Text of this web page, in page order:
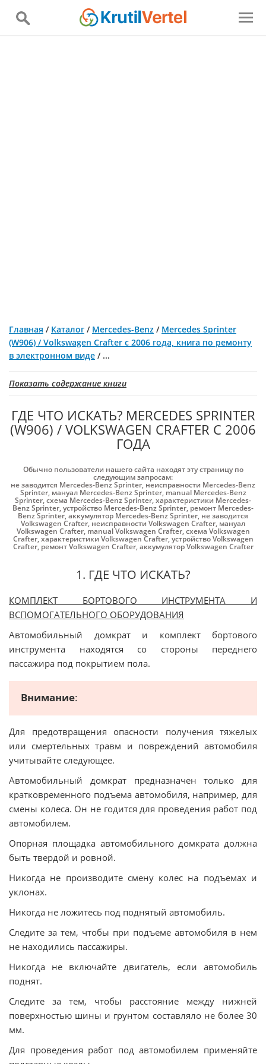
Главная / Каталог / Mercedes-Benz / Mercedes Sprinter
(W906) / Volkswagen Crafter с 2006 года, книга по ремонту
в электронном виде / ...
Показать содержание книги
ГДЕ ЧТО ИСКАТЬ? MERCEDES SPRINTER
(W906) / VOLKSWAGEN CRAFTER С 2006
ГОДА
Обычно пользователи нашего сайта находят эту страницу по
следующим запросам:
не заводится Mercedes-Benz Sprinter, неисправности Mercedes-Benz
Sprinter, мануал Mercedes-Benz Sprinter, manual Mercedes-Benz
Sprinter,схема Mercedes-Benz Sprinter,характеристики Mercedes-
Benz Sprinter,устройство Mercedes-Benz Sprinter, ремонт Mercedes-
Benz Sprinter,аккумулятор Mercedes-Benz Sprinter, не заводится
Volkswagen Crafter,неисправности Volkswagen Crafter, мануал
Volkswagen Crafter, manual Volkswagen Crafter,схема Volkswagen
Crafter,характеристики Volkswagen Crafter,устройство Volkswagen
Crafter, ремонт Volkswagen Crafter,аккумулятор Volkswagen Crafter
1. ГДЕ ЧТО ИСКАТЬ?
КОМПЛЕКТ БОРТОВОГО ИНСТРУМЕНТА И
ВСПОМОГАТЕЛЬНОГО ОБОРУДОВАНИЯ
Автомобильный домкрат и комплект бортового
инструмента находятся со стороны переднего
пассажира под покрытием пола.
Внимание:
Для предотвращения опасности получения тяжелых
или смертельных травм и повреждений автомобиля
учитывайте следующее.
Автомобильный домкрат предназначен только для
кратковременного подъема автомобиля, например, для
смены колеса. Он не годится для проведения работ под
автомобилем.
Опорная площадка автомобильного домкрата должна
быть твердой и ровной.
Никогда не производите смену колес на подъемах и
уклонах.
Никогда не ложитесь под поднятый автомобиль.
Следите за тем, чтобы при подъеме автомобиля в нем
не находились пассажиры.
Никогда не включайте двигатель, если автомобиль
поднят.
Следите за тем, чтобы расстояние между нижней
поверхностью шины и грунтом составляло не более 30
мм.
Для проведения работ под автомобилем применяйте